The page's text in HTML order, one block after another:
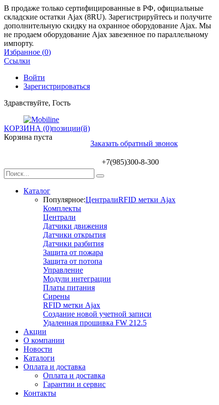
В продаже только сертифицированные в РФ, официальные
складские остатки Ajax (8RU). Зарегистрируйтесь и получите
дополнительную скидку на охранное оборудование Ajax. Мы
не продаем оборудование Ajax завезенное по параллельному
импорту.
Избранное (0)
Ссылки
Войти
Зарегистрироваться
Здравствуйте, Гость
КОРЗИНА (0)позиции(й)
Корзина пуста
Заказать обратный звонок
+7(985)300-8-300
Каталог
Популярное:ЦентралиRFID метки Ajax
Комплекты
Централи
Датчики движения
Датчики открытия
Датчики разбития
Защита от пожара
Защита от потопа
Управление
Модули интеграции
Платы питания
Сирены
RFID метки Ajax
Создание новой учетной записи
Удаленная прошивка FW 212.5
Акции
О компании
Новости
Каталоги
Оплата и доставка
Оплата и доставка
Гарантии и сервис
Контакты